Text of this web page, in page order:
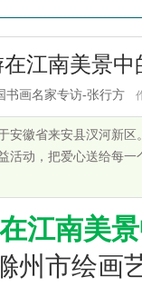
江南美景中
书画名家专访-张行方
安徽省来安县汊河新
活动，把爱心送给每
江南美
市绘画